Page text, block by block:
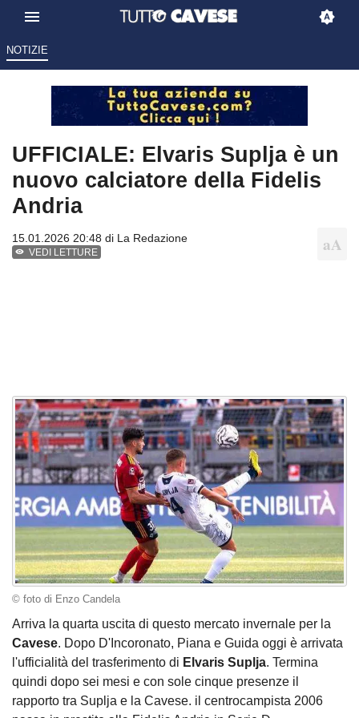
NOTIZIE
UFFICIALE: Elvaris Suplja è un
nuovo calciatore della Fidelis
Andria
15.01.2026 20:48 di La Redazione
VEDI LETTURE
© foto di Enzo Candela
Arriva la quarta uscita di questo mercato invernale per la
Cavese. Dopo D'Incoronato, Piana e Guida oggi è arrivata
l'ufficialità del trasferimento di Elvaris Suplja. Termina
quindi dopo sei mesi e con sole cinque presenze il
rapporto tra Suplja e la Cavese. il centrocampista 2006